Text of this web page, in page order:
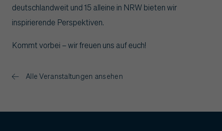
deutschlandweit und 15 alleine in NRW bieten wir
inspirierende Perspektiven.
Kommt vorbei – wir freuen uns auf euch!
Alle Veranstaltungen ansehen